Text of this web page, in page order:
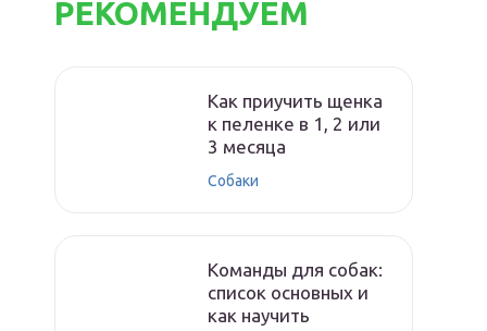
РЕКОМЕНДУЕМ
Как приучить щенка
к пеленке в 1, 2 или
3 месяца
Собаки
Команды для собак:
список основных и
как научить